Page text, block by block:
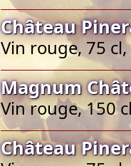
Château
Vin rouge, 75 cl,
Magnum
Vin rouge, 150
Château